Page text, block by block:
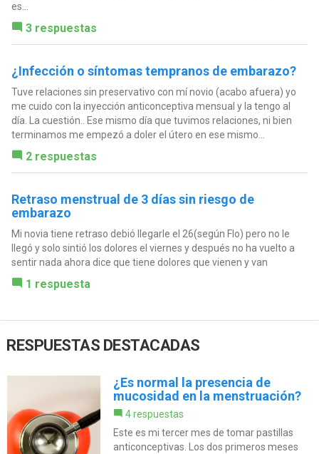
es...
3 respuestas
¿Infección o síntomas tempranos de embarazo?
Tuve relaciones sin preservativo con mí novio (acabo afuera) yo
me cuido con la inyección anticonceptiva mensual y la tengo al
día. La cuestión.. Ese mismo día que tuvimos relaciones, ni bien
terminamos me empezó a doler el útero en ese mismo...
2 respuestas
Retraso menstrual de 3 días sin riesgo de
embarazo
Mi novia tiene retraso debió llegarle el 26(según Flo) pero no le
llegó y solo sintió los dolores el viernes y después no ha vuelto a
sentir nada ahora dice que tiene dolores que vienen y van
1 respuesta
RESPUESTAS DESTACADAS
¿Es normal la presencia de
mucosidad en la menstruación?
4 respuestas
Este es mi tercer mes de tomar pastillas
anticonceptivas. Los dos primeros meses